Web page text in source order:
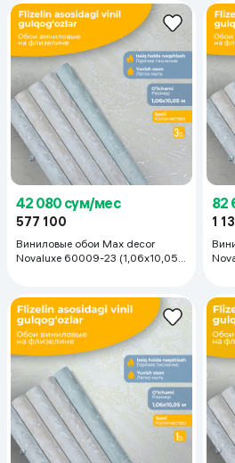
42 080 сум/мес
577 100
Виниловые обои Max decor
Novaluxe 60009-23 (1,06х10,05
82
1